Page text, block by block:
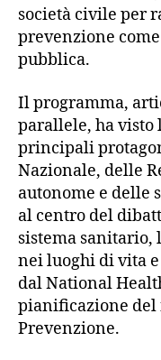
società civile per
prevenzione
pubblica.
Il programma,
parallele, ha visto
principali
Nazionale, delle
autonome e delle
al centro del
sistema sanitario,
nei luoghi di vita
dal National
pianificazione del
Prevenzione.